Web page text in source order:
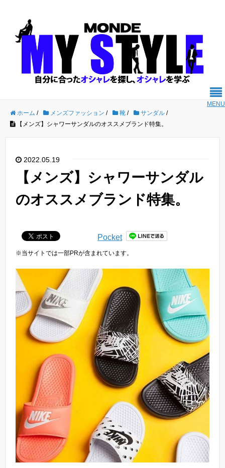
MENU
ホーム / メンズファッション / 靴 / サンダル /
【メンズ】シャワーサンダルのオススメブランド特集。
2022.05.19
【メンズ】シャワーサンダル
のオススメブランド特集。
Pocket
※当サイトでは一部PRが含まれています。